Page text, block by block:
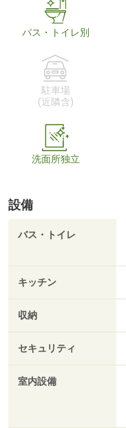
バス・トイレ別
駐車場
(近隣含)
洗面所独立
設備
バス・トイレ
キッチン
収納
セキュリティ
室内設備